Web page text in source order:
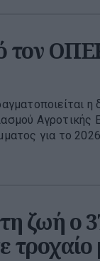
η
για το
ζωή ο
τροχαίο